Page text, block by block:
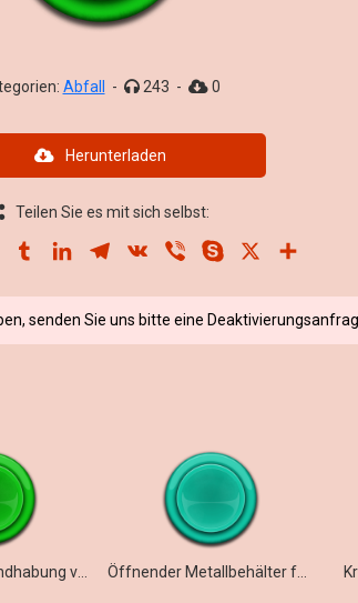
Abfall - 243 - 0
Herunterladen
Teilen Sie es mit sich selbst:
PinterestTumblrLinkedInTelegram
VK Viber Skype
senden Sie uns bitte eine
Knistern und Handhabung von Plastikflaschen